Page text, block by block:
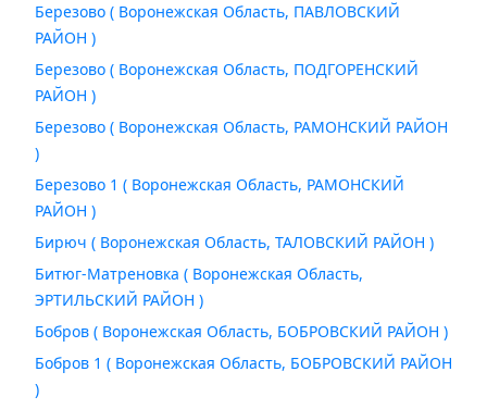
Березово ( Воронежская Область, ПАВЛОВСКИЙ
РАЙОН )
Березово ( Воронежская Область, ПОДГОРЕНСКИЙ
РАЙОН )
Березово ( Воронежская Область, РАМОНСКИЙ РАЙОН
)
Березово 1 ( Воронежская Область, РАМОНСКИЙ
РАЙОН )
Бирюч ( Воронежская Область, ТАЛОВСКИЙ РАЙОН )
Битюг-Матреновка ( Воронежская Область,
ЭРТИЛЬСКИЙ РАЙОН )
Бобров ( Воронежская Область, БОБРОВСКИЙ РАЙОН )
Бобров 1 ( Воронежская Область, БОБРОВСКИЙ РАЙОН
)